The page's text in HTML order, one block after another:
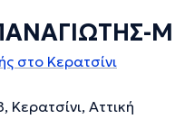
στο Κερατσίνι
Κερατσίνι, Αττική